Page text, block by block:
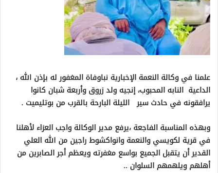
علمنا في وكالة النعمة الإخبارية نباوفاة المغفور له بإذن الله ،
الداعية النابه المحبوب، إنجيه ولد زروق وأربعة شبان كانوا
يرافقونه في حادث سير الليلة البارحة بالقرب من بوتليميت .
وبهذه المناسبة الفاجعة ،يرفع مدير الوكالة واجب العزاء لأهلنا
في قرية لكويسي والنعمة وانواكشوط راجين من الله العلي
القدير أن يتقبل الجميع بواسع مغفرته ويعظم أجر الصابرين من
أهلهم ويلهمهم السلوان ..